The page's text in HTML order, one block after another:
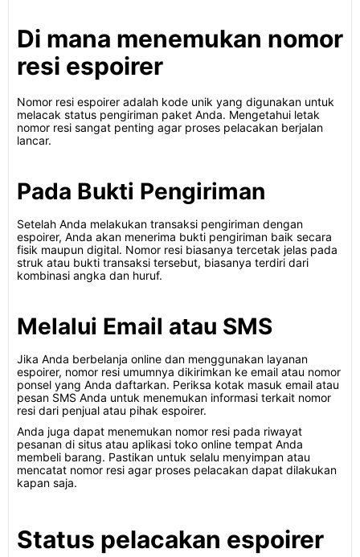
Di mana menemukan nomor
resi espoirer
Nomor resi espoirer adalah kode unik yang digunakan untuk
melacak status pengiriman paket Anda. Mengetahui letak
nomor resi sangat penting agar proses pelacakan berjalan
lancar.
Pada Bukti Pengiriman
Setelah Anda melakukan transaksi pengiriman dengan
espoirer, Anda akan menerima bukti pengiriman baik secara
fisik maupun digital. Nomor resi biasanya tercetak jelas pada
struk atau bukti transaksi tersebut, biasanya terdiri dari
kombinasi angka dan huruf.
Melalui Email atau SMS
Jika Anda berbelanja online dan menggunakan layanan
espoirer, nomor resi umumnya dikirimkan ke email atau nomor
ponsel yang Anda daftarkan. Periksa kotak masuk email atau
pesan SMS Anda untuk menemukan informasi terkait nomor
resi dari penjual atau pihak espoirer.
Anda juga dapat menemukan nomor resi pada riwayat
pesanan di situs atau aplikasi toko online tempat Anda
membeli barang. Pastikan untuk selalu menyimpan atau
mencatat nomor resi agar proses pelacakan dapat dilakukan
kapan saja.
Status pelacakan espoirer